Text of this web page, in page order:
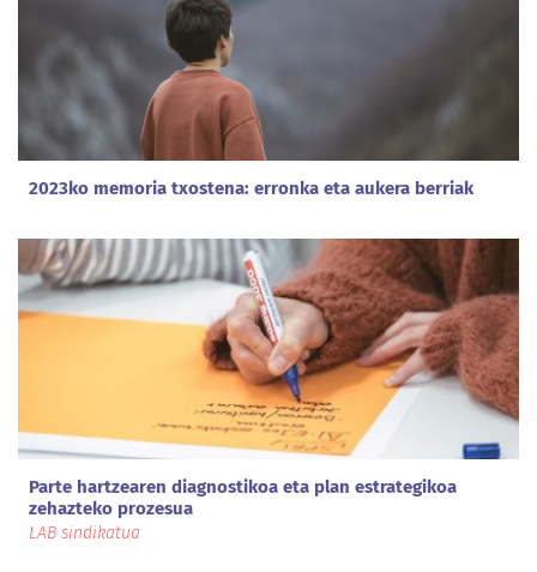
2023ko memoria txostena: erronka eta aukera berriak
Parte hartzearen diagnostikoa eta plan estrategikoa
zehazteko prozesua
LAB sindikatua